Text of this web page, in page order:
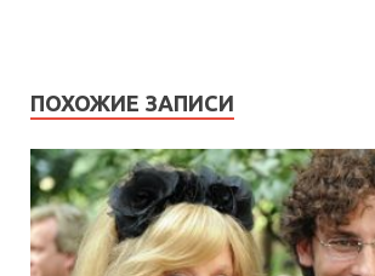
ПОХОЖИЕ ЗАПИСИ